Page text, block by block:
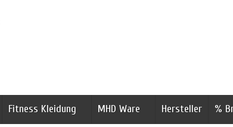
Fitness Kleidung MHD Ware Hersteller %